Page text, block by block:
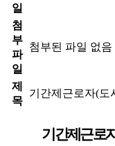
일
첨
부
파
일
첨부된 파일 없음
제
목
기간제근로자(도
기간제근로